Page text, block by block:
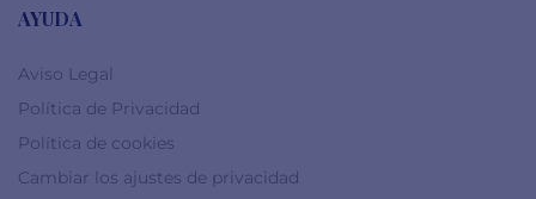
AYUDA
Aviso Legal
Política de Privacidad
Política de cookies
Cambiar los ajustes de privacidad